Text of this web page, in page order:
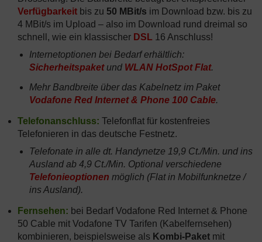
Verfügbarkeit bis zu 50 MBit/s im Download bzw. bis zu
4 MBit/s im Upload – also im Download rund dreimal so
schnell, wie ein klassischer DSL 16 Anschluss!
Internetoptionen bei Bedarf erhältlich:
Sicherheitspaketund WLAN HotSpot Flat.
Mehr Bandbreite über das Kabelnetz im Paket
Vodafone Red Internet & Phone 100 Cable.
Telefonanschluss: Telefonflat für kostenfreies
Telefonieren in das deutsche Festnetz.
Telefonate in alle dt. Handynetze 19,9 Ct./Min. und ins
Ausland ab 4,9 Ct./Min. Optional verschiedene
Telefonieoptionen möglich (Flat in Mobilfunknetze /
ins Ausland).
Fernsehen: bei Bedarf Vodafone Red Internet & Phone
50 Cable mit Vodafone TV Tarifen (Kabelfernsehen)
kombinieren, beispielsweise als Kombi-Paket mit